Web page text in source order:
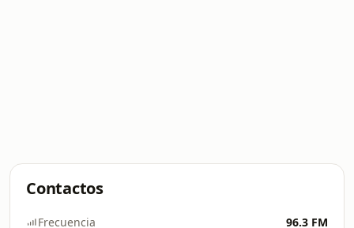
Contactos
Frecuencia 96.3 FM